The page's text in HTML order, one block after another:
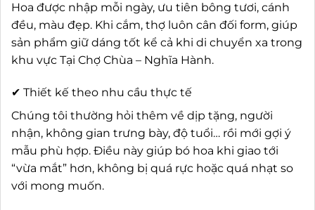
Hoa được nhập mỗi ngày, ưu tiên bông tươi, cánh
đều, màu đẹp. Khi cắm, thợ luôn cân đối form, giúp
sản phẩm giữ dáng tốt kể cả khi di chuyển xa trong
khu vực Tại Chợ Chùa – Nghĩa Hành.
✔ Thiết kế theo nhu cầu thực tế
Chúng tôi thường hỏi thêm về dịp tặng, người
nhận, không gian trưng bày, độ tuổi… rồi mới gợi ý
mẫu phù hợp. Điều này giúp bó hoa khi giao tới
“vừa mắt” hơn, không bị quá rực hoặc quá nhạt so
với mong muốn.